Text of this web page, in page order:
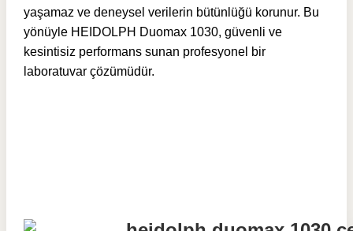
yaşamaz ve deneysel verilerin bütünlüğü korunur. Bu
yönüyle HEIDOLPH Duomax 1030, güvenli ve
kesintisiz performans sunan profesyonel bir
laboratuvar çözümüdür.